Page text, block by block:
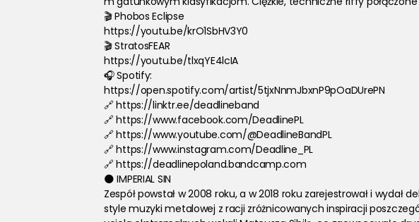
🎬 Phobos Eclipse
https://youtu.be/krO1SbHV3Y0
🎬 StratosFEAR
https://youtu.be/tlxqYE4lcIA
🎧 Spotify:
https://open.spotify.com/artist/5tjxNnmJbxnP9pOaDUrePN
🔗 https://linktr.ee/deadlineband
🔗 https://www.facebook.com/DeadlinePL
🔗 https://www.youtube.com/@DeadlineBandPL
🔗 https://www.instagram.com/Deadline_PL
🔗 https://deadlinepoland.bandcamp.com
🌑 IMPERIAL SIN
Zespół powstał w 2008 roku, a w 2018 roku zarejestrował i
style muzyki metalowej z racji zróżnicowanych inspiracji